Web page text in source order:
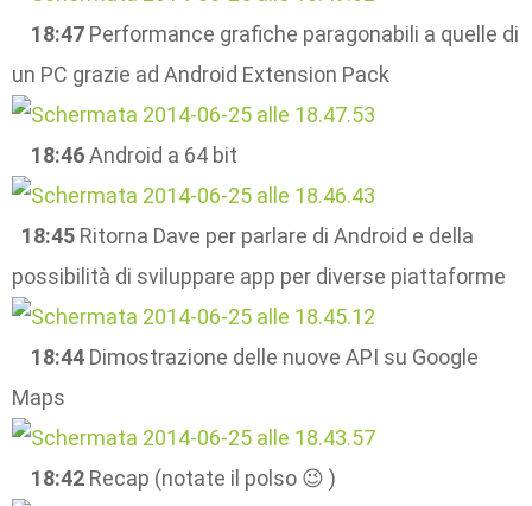
18:47 Performance grafiche paragonabili a quelle di
un PC grazie ad Android Extension Pack
18:46Android a 64 bit
18:45 Ritorna Dave per parlare di Android e della
possibilità di sviluppare app per diverse piattaforme
18:44 Dimostrazione delle nuove API su Google
Maps
18:42 Recap (notate il polso 😉 )